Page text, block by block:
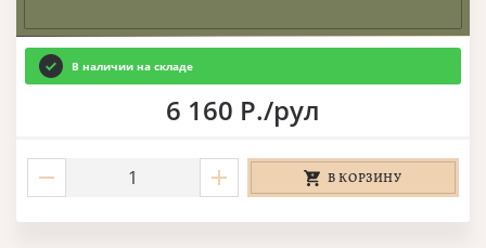
В наличии на складе
6 160 Р./рул
В КОРЗИНУ